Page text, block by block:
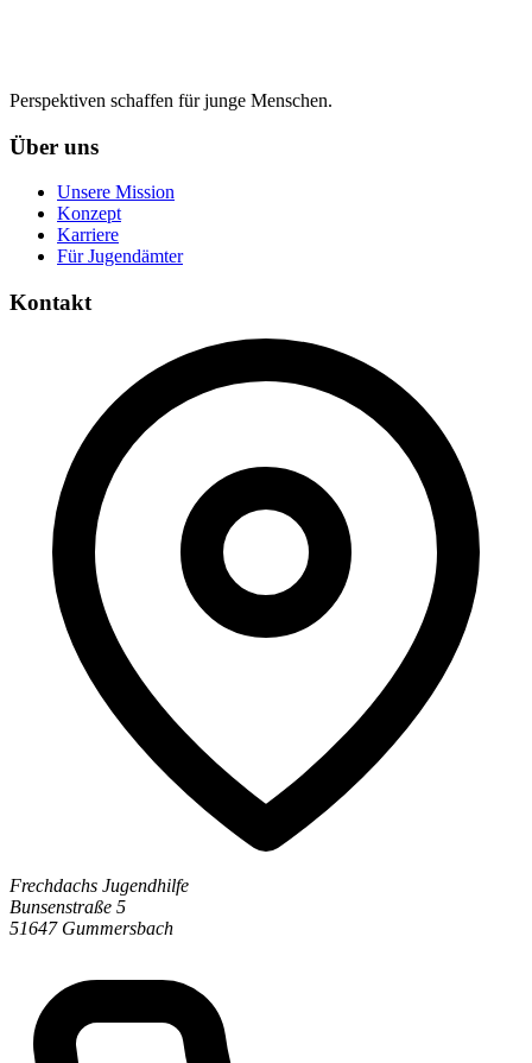
Perspektiven schaffen für junge Menschen.
Über uns
Unsere Mission
Konzept
Karriere
Für Jugendämter
Kontakt
Frechdachs Jugendhilfe
Bunsenstraße 5
51647 Gummersbach